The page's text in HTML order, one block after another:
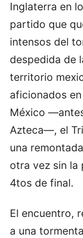
Inglaterra en
partido que
intensos del
despedida de
territorio
aficionados
México
Azteca—, el
una
otra vez sin la
4tos de final.
El encuentro,
a una